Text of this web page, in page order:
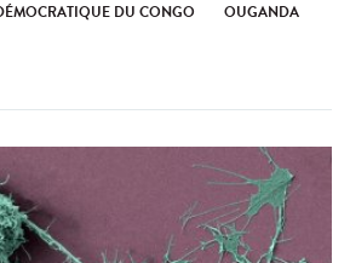
DU CONGO OUGANDA